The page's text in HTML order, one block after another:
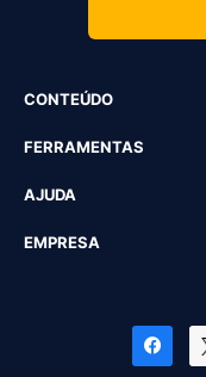
CONTEÚDO
FERRAMENTAS
AJUDA
EMPRESA